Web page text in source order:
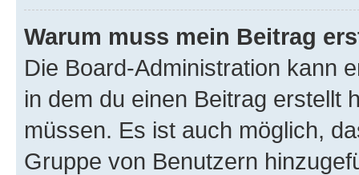
Warum muss mein Beitrag
Die Board-Administration kann
in dem du einen Beitrag erstellt
müssen. Es ist auch möglich,
Gruppe von Benutzern